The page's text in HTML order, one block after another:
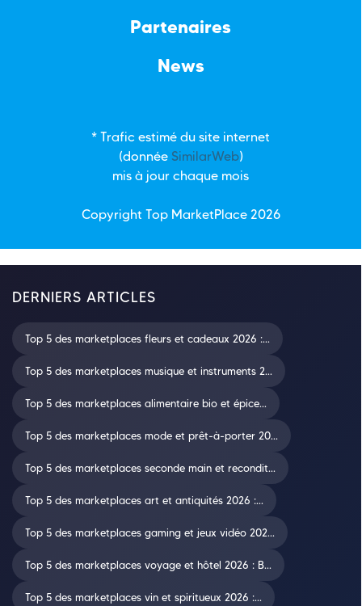
Partenaires
News
* Trafic estimé du site internet
(donnée SimilarWeb)
mis à jour chaque mois
Copyright Top MarketPlace2026
DERNIERS ARTICLES
Top 5 des marketplaces fleurs et cadeaux 2026 :...
Top 5 des marketplaces musique et instruments 2...
Top 5 des marketplaces alimentaire bio et épice...
Top 5 des marketplaces mode et prêt-à-porter 20...
Top 5 des marketplaces seconde main et recondit...
Top 5 des marketplaces art et antiquités 2026 :...
Top 5 des marketplaces gaming et jeux vidéo 202...
Top 5 des marketplaces voyage et hôtel 2026 : B...
Top 5 des marketplaces vin et spiritueux 2026 :...